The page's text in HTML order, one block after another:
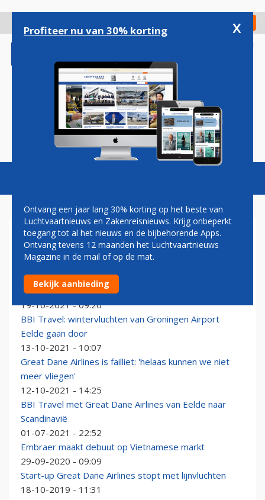
gaan
Check in
Magazine Podcasts Vacatures
GREAT DANE AIRLINES
Transavia alternatief voor wintersportvluchten van
Eelde naar Scandinavië
19-10-2021 - 09:26
BBI Travel: wintervluchten van Groningen Airport
Eelde gaan door
13-10-2021 - 10:07
Great Dane Airlines is failliet: 'helaas kunnen we niet
meer vliegen'
12-10-2021 - 14:25
BBI Travel met Great Dane Airlines van Eelde naar
Scandinavië
01-07-2021 - 22:52
Embraer maakt debuut op Vietnamese markt
29-09-2020 - 09:09
Start-up Great Dane Airlines stopt met lijnvluchten
18-10-2019 - 11:31
Profiteer nu van 30% korting x
Ontvang een jaar lang 30% korting op het beste van
Luchtvaartnieuws en Zakenreisnieuws. Krijg onbeperkt
toegang tot al het nieuws en de bijbehorende Apps.
Ontvang tevens 12 maanden het Luchtvaartnieuws
Magazine in de mail of op de mat.
Bekijk aanbieding